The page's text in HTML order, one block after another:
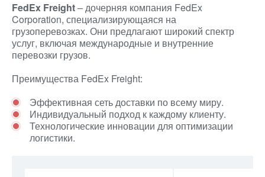
FedEx Freight– дочерняя компания FedEx
Corporation, специализирующаяся на
грузоперевозках. Они предлагают широкий спектр
услуг, включая международные и внутренние
перевозки грузов.
Преимущества FedEx Freight:
Эффективная сеть доставки по всему миру.
Индивидуальный подход к каждому клиенту.
Технологические инновации для оптимизации
логистики.